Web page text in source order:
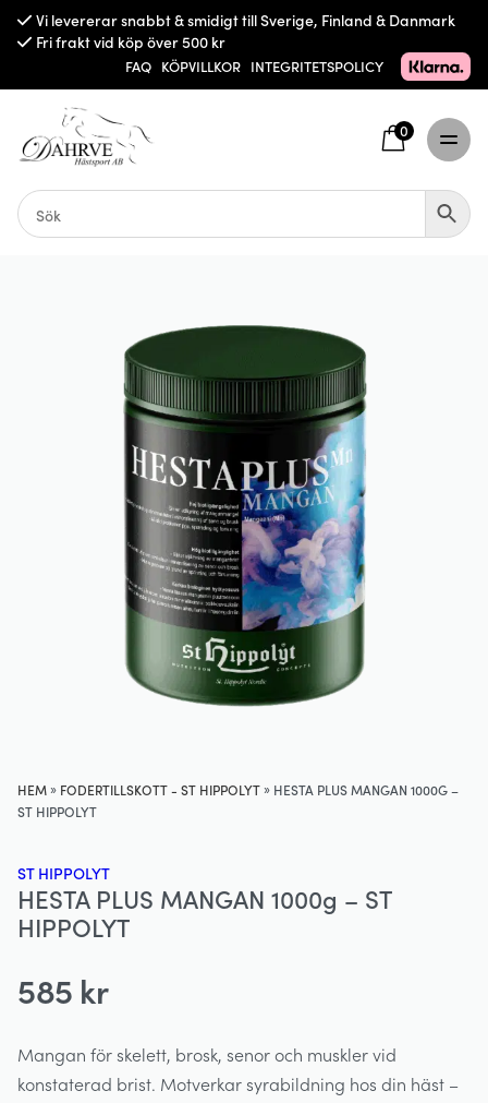
Vi levererar snabbt & smidigt till Sverige, Finland & Danmark
Fri frakt vid köp över 500 kr
FAQ KÖPVILLKOR INTEGRITETSPOLICY
0
HEM» FODERTILLSKOTT - ST HIPPOLYT» HESTA PLUS MANGAN 1000G –
ST HIPPOLYT
ST HIPPOLYT
HESTA PLUS MANGAN 1000g – ST
HIPPOLYT
585 kr
Mangan för skelett, brosk, senor och muskler vid
konstaterad brist. Motverkar syrabildning hos din häst –